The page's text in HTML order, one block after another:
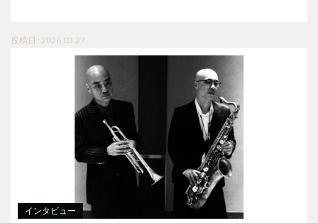
投稿日 : 2026.03.27
インタビュー